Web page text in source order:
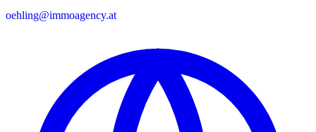
oehling@immoagency.at